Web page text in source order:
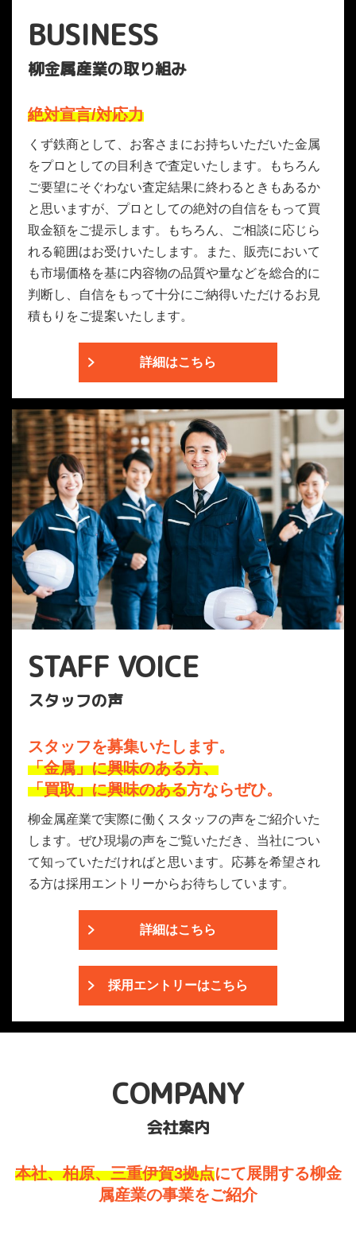
BUSINESS
柳金属産業の取り組み
絶対宣言/対応力
くず鉄商として、お客さまにお持ちいただいた金属
をプロとしての目利きで査定いたします。もちろん
ご要望にそぐわない査定結果に終わるときもあるか
と思いますが、プロとしての絶対の自信をもって買
取金額をご提示します。もちろん、ご相談に応じら
れる範囲はお受けいたします。また、販売において
も市場価格を基に内容物の品質や量などを総合的に
判断し、自信をもって十分にご納得いただけるお見
積もりをご提案いたします。
詳細はこちら
STAFF VOICE
スタッフの声
スタッフを募集いたします。
「金属」に興味のある方、
「買取」に興味のある方ならぜひ。
柳金属産業で実際に働くスタッフの声をご紹介いた
します。ぜひ現場の声をご覧いただき、当社につい
て知っていただければと思います。応募を希望され
る方は採用エントリーからお待ちしています。
詳細はこちら
採用エントリーはこちら
COMPANY
会社案内
本社、柏原、三重伊賀3拠点にて展開する柳金
属産業の事業をご紹介